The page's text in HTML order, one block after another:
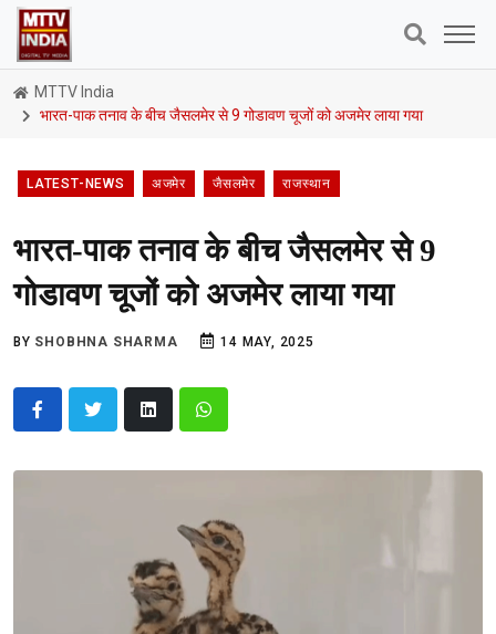
MTTV India
भारत-पाक तनाव के बीच जैसलमेर से 9 गोडावण चूजों को अजमेर लाया गया
LATEST-NEWS अजमेर जैसलमेर राजस्थान
भारत-पाक तनाव के बीच जैसलमेर से 9
गोडावण चूजों को अजमेर लाया गया
BY SHOBHNA SHARMA 14 MAY, 2025